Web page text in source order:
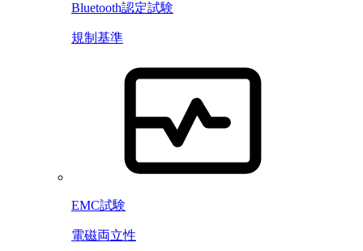
Bluetooth認定試験
規制基準
EMC試験
電磁両立性